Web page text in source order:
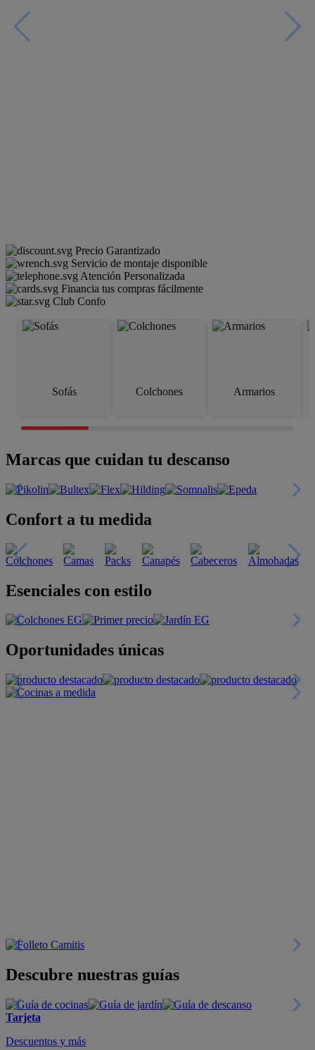
Precio Garantizado
Servicio de montaje disponible
Atención Personalizada
Financia tus compras fácilmente
Club Confo
Sofás Colchones Armarios
Marcas que cuidan tu descanso
Confort a tu medida
Esenciales con estilo
Oportunidades únicas
Descubre nuestras guías
Tarjeta
Descuentos y más